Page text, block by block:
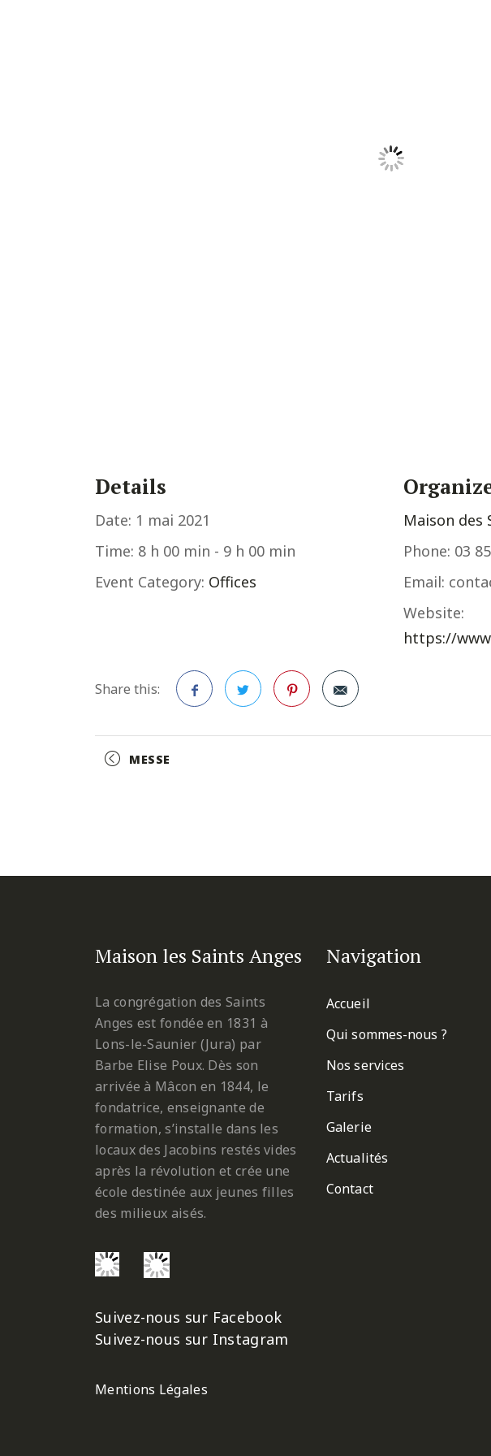
Details
Date: 1 mai 2021
Time: 8 h 00 min - 9 h 00 min
Event Category: Offices
Maison des
Phone: 03
Email:
Website:
https://
Share this:
Event
MESSE
Maison les Saints Anges
La congrégation des Saints
Anges est fondée en 1831 à
Lons-le-Saunier (Jura) par
Barbe Elise Poux. Dès son
arrivée à Mâcon en 1844, le
fondatrice, enseignante de
formation, s’installe dans les
locaux des Jacobins restés vides
après la révolution et crée une
école destinée aux jeunes filles
des milieux aisés.
Suivez-nous sur Facebook
Suivez-nous sur Instagram
Mentions Légales
Navigation
Accueil
Qui sommes-nous ?
Nos services
Tarifs
Galerie
Actualités
Contact